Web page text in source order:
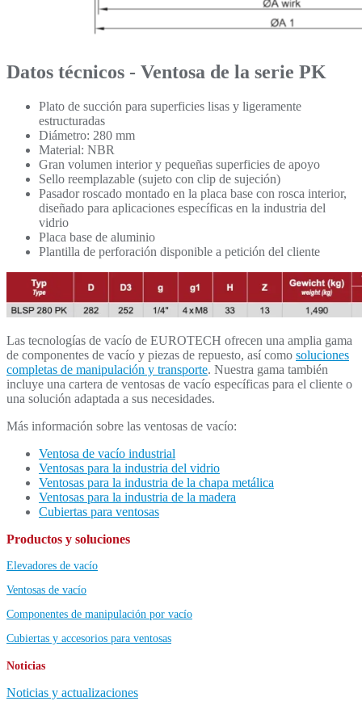
Datos técnicos - Ventosa de la serie PK
Plato de succión para superficies lisas y ligeramente
estructuradas
Diámetro: 280 mm
Material: NBR
Gran volumen interior y pequeñas superficies de apoyo
Sello reemplazable (sujeto con clip de sujeción)
Pasador roscado montado en la placa base con rosca interior,
diseñado para aplicaciones específicas en la industria del
vidrio
Placa base de aluminio
Plantilla de perforación disponible a petición del cliente
Las tecnologías de vacío de EUROTECH ofrecen una amplia gama
de componentes de vacío y piezas de repuesto, así como soluciones
completas de manipulación y transporte. Nuestra gama también
incluye una cartera de ventosas de vacío específicas para el cliente o
una solución adaptada a sus necesidades.
Más información sobre las ventosas de vacío:
Ventosa de vacío industrial
Ventosas para la industria del vidrio
Ventosas para la industria de la chapa metálica
Ventosas para la industria de la madera
Cubiertas para ventosas
Productos y soluciones
Elevadores de vacío
Ventosas de vacío
Componentes de manipulación por vacío
Cubiertas y accesorios para ventosas
Noticias
Noticias y actualizaciones